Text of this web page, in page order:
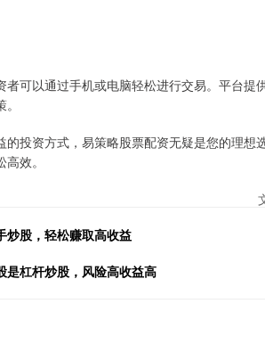
可以通过手机或电脑轻松进行交易。平台
投资方式，易策略股票配资无疑是您的理
效。
炒股，轻松赚取高收益
是杠杆炒股，风险高收益高